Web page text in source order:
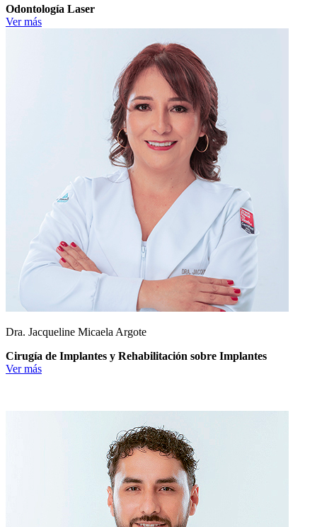
Odontología Laser
Ver más
Dra. Jacqueline Micaela Argote
Cirugía de Implantes y Rehabilitación sobre Implantes
Ver más